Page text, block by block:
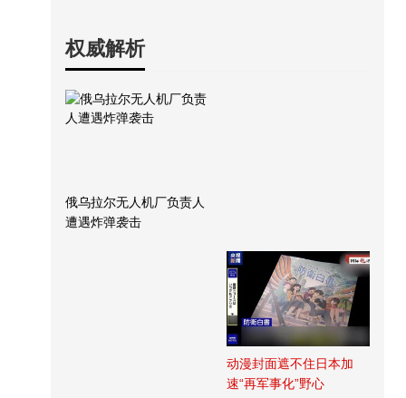
权威解析
俄乌拉尔无人机厂负责人
遭遇炸弹袭击
动漫封面遮不住日本加
速“再军事化”野心